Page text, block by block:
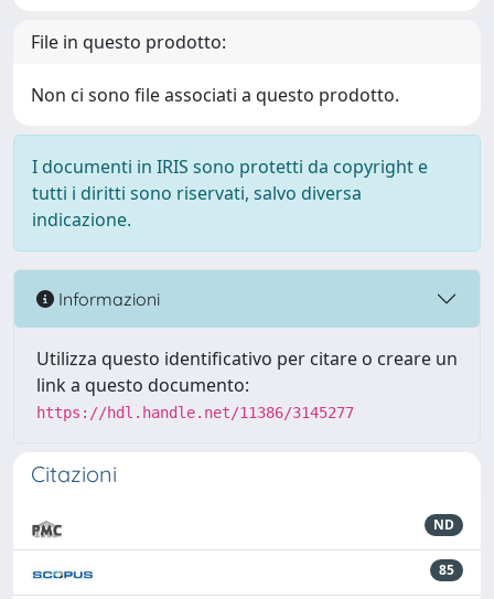
File in questo prodotto:
Non ci sono file associati a questo prodotto.
I documenti in IRIS sono protetti da copyright e
tutti i diritti sono riservati, salvo diversa
indicazione.
Informazioni
Utilizza questo identificativo per citare o creare un
link a questo documento:
https://hdl.handle.net/11386/3145277
Citazioni
ND
85